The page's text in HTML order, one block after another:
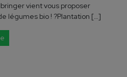
vient vous proposer
légumes bio ! ?Plantation […]